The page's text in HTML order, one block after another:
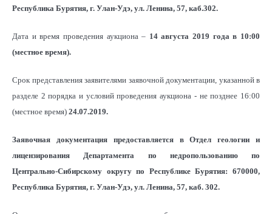
Республика Бурятия, г. Улан-Удэ, ул. Ленина, 57, каб.302.
Дата и время проведения аукциона – 14 августа 2019 года в 10:00
(местное время).
Срок представления заявителями заявочной документации, указанной в
разделе 2 порядка и условий проведения аукциона - не позднее 16:00
(местное время) 24.07.2019.
Заявочная документация предоставляется в Отдел геологии и
лицензирования Департамента по недропользованию по
Центрально-Сибирскому округу по Республике Бурятия: 670000,
Республика Бурятия, г. Улан-Удэ, ул. Ленина, 57, каб. 302.